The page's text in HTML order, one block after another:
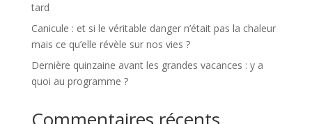
tard
Canicule : et si le véritable danger n’était pas la chaleur
mais ce qu’elle révèle sur nos vies ?
Dernière quinzaine avant les grandes vacances : y a
quoi au programme ?